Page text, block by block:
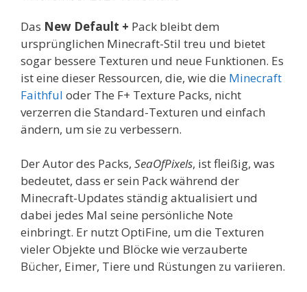
Das New Default + Pack bleibt dem
ursprünglichen Minecraft-Stil treu und bietet
sogar bessere Texturen und neue Funktionen. Es
ist eine dieser Ressourcen, die, wie die Minecraft
Faithful oder The F+ Texture Packs, nicht
verzerren die Standard-Texturen und einfach
ändern, um sie zu verbessern.
Der Autor des Packs, SeaOfPixels, ist fleißig, was
bedeutet, dass er sein Pack während der
Minecraft-Updates ständig aktualisiert und
dabei jedes Mal seine persönliche Note
einbringt. Er nutzt OptiFine, um die Texturen
vieler Objekte und Blöcke wie verzauberte
Bücher, Eimer, Tiere und Rüstungen zu variieren.